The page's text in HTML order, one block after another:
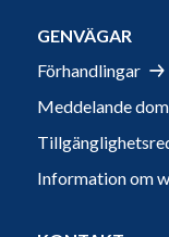
GENVÄGAR
Förhandlingar
Meddelande
Information om